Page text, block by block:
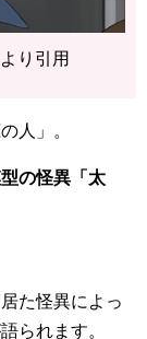
より引用
人」。
の怪異「太
た怪異によっ
られます。